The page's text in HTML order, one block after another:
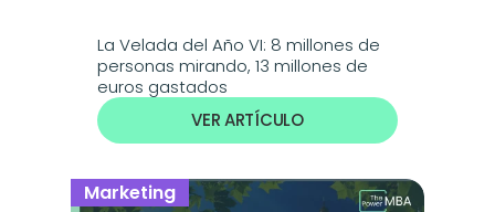
La Velada del Año VI: 8 millones de
personas mirando, 13 millones de
euros gastados
VER ARTÍCULO
Marketing